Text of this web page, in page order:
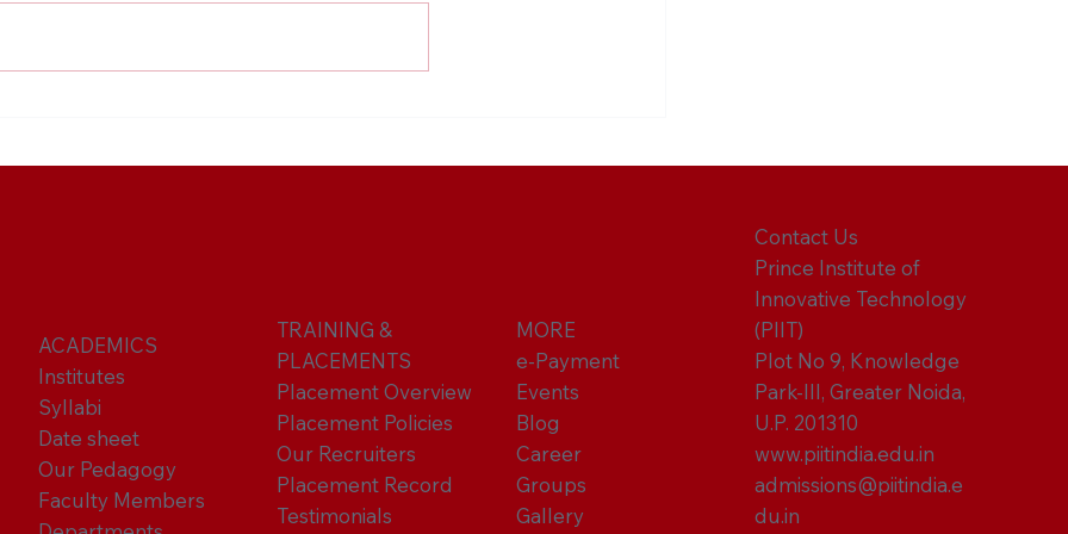
Career with
IT Career with PIIT
ACADEMICS
Institutes
Syllabi
Date sheet
Our Pedagogy
Faculty Members
TRAINING &
PLACEMENTS
Placement Overview
Placement Policies
Our Recruiters
Placement Record
Testimonials
MORE
e-Payment
Events
Blog
Career
Groups
Gallery
Contact Us
Prince Institute of
Innovative Technology
(PIIT)
Plot No 9, Knowledge
Park-III, Greater Noida,
U.P. 201310
www.piitindia.edu.in
admissions@piitindia.e
du.in